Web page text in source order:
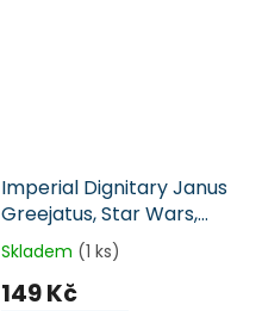
Imperial Dignitary Janus
Greejatus, Star Wars,
2003 Hasbro
Skladem (1 ks)
149 Kč